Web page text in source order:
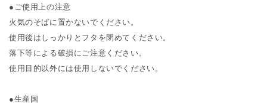
●ご使用上の注意
火気のそばに置かないでください。
使用後はしっかりとフタを閉めてください。
落下等による破損にご注意ください。
使用目的以外には使用しないでください。
●生産国